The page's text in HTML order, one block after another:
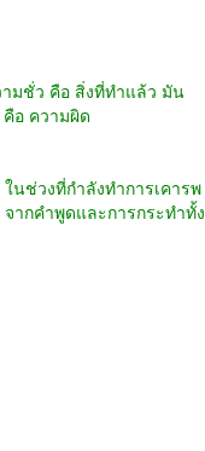
มชั่ว คือ สิ่งที่ทำแล้ว มัน
อ ความผิด
ช่วงที่กำลังทำการเคารพ
ากคำพูดและการกระทำทั้ง